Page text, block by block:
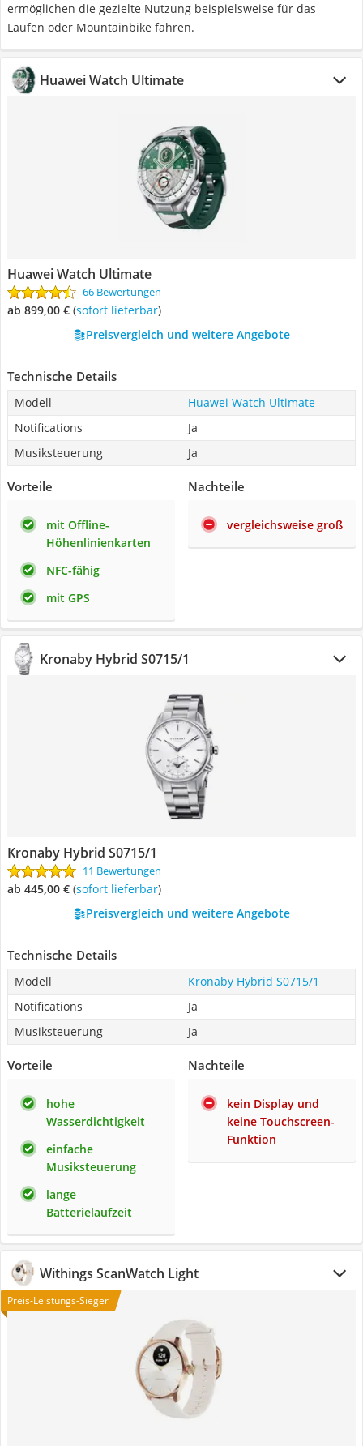
ermöglichen die gezielte Nutzung beispielsweise für das
Laufen oder Mountainbike fahren.
Huawei Watch Ultimate
Huawei Watch Ultimate
66 Bewertungen
ab 899,00 € ( Sofort lieferbar)
Preisvergleich und weitere Angebote
Technische Details
Modell
Huawei Watch Ultimate
Notifications
Ja
Musiksteuerung
Ja
Vorteile
mit Offline-
Höhenlinienkarten
NFC-fähig
mit GPS
Nachteile
vergleichsweise groß
Kronaby Hybrid S0715/1
Kronaby Hybrid S0715/1
11 Bewertungen
ab 445,00 € ( Sofort lieferbar)
Preisvergleich und weitere Angebote
Technische Details
Modell
Kronaby Hybrid S0715/1
Notifications
Ja
Musiksteuerung
Ja
Vorteile
hohe
Wasserdichtigkeit
einfache
Musiksteuerung
lange
Batterielaufzeit
Nachteile
kein Display und
keine Touchscreen-
Funktion
Withings ScanWatch Light
Preis-Leistungs-Sieger